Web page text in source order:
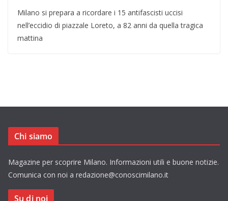
Milano si prepara a ricordare i 15 antifascisti uccisi
nell’eccidio di piazzale Loreto, a 82 anni da quella tragica
mattina
Chi siamo
Magazine per scoprire Milano. Informazioni utili e buone notizie.
Comunica con noi a redazione@conoscimilano.it
Su di noi